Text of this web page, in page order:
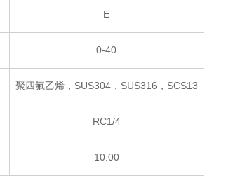
E
0-40
聚四氟乙烯，SUS304，SUS316，SCS13
RC1/4
10.00